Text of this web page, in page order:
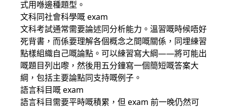
式用喺邊種題型。
文科同社會科學嘅 exam
文科考試通常需要論述同分析能力。溫習嘅時候唔好
死背書，而係要理解各個概念之間嘅關係，同埋練習
點樣組織自己嘅論點。可以練習寫大綱——將可能出
嘅題目列出嚟，然後用五分鐘寫一個簡短嘅答案大
綱，包括主要論點同支持嘅例子。
語言科目嘅 exam
語言科目需要平時嘅積累，但 exam 前一晚仍然可